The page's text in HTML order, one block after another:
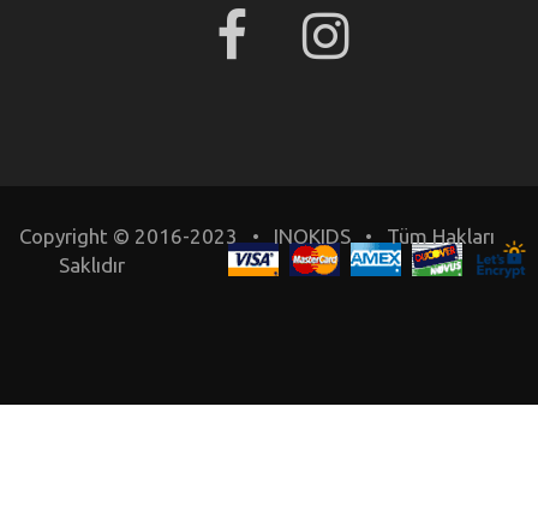
Copyright © 2016-2023 • INOKIDS • Tüm Hakları
Saklıdır